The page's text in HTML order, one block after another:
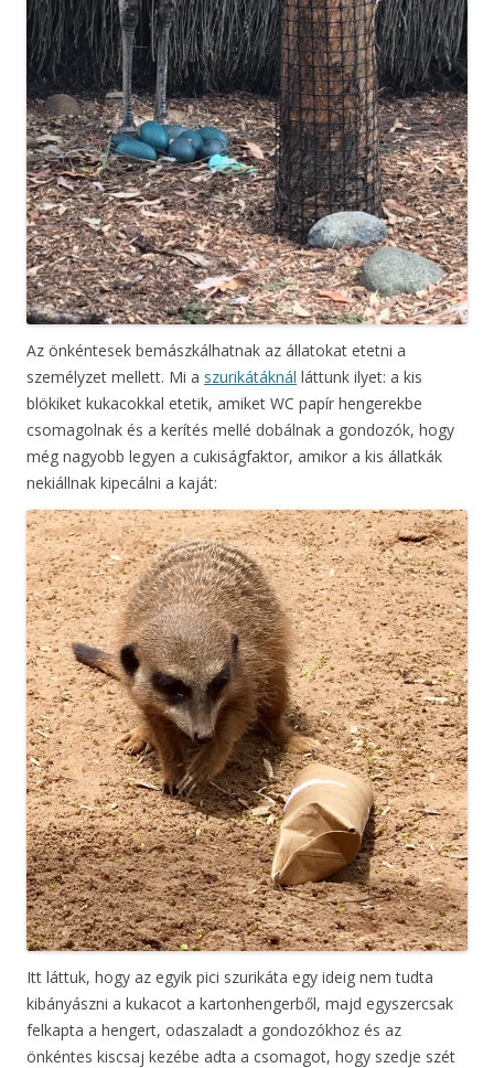
Az önkéntesek bemászkálhatnak az állatokat etetni a
személyzet mellett. Mi a szurikátáknál láttunk ilyet: a kis
blökiket kukacokkal etetik, amiket WC papír hengerekbe
csomagolnak és a kerítés mellé dobálnak a gondozók, hogy
még nagyobb legyen a cukiságfaktor, amikor a kis állatkák
nekiállnak kipecálni a kaját:
Itt láttuk, hogy az egyik pici szurikáta egy ideig nem tudta
kibányászni a kukacot a kartonhengerből, majd egyszercsak
felkapta a hengert, odaszaladt a gondozókhoz és az
önkéntes kiscsaj kezébe adta a csomagot, hogy szedje szét